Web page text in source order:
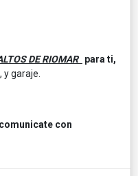
DE RIOMAR para ti,
garaje.
con